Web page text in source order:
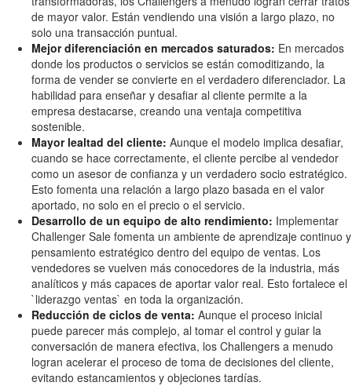
de mayor valor. Están vendiendo una visión a largo plazo, no
solo una transacción puntual.
Mejor diferenciación en mercados saturados: En mercados
donde los productos o servicios se están comoditizando, la
forma de vender se convierte en el verdadero diferenciador. La
habilidad para enseñar y desafiar al cliente permite a la
empresa destacarse, creando una ventaja competitiva
sostenible.
Mayor lealtad del cliente: Aunque el modelo implica desafiar,
cuando se hace correctamente, el cliente percibe al vendedor
como un asesor de confianza y un verdadero socio estratégico.
Esto fomenta una relación a largo plazo basada en el valor
aportado, no solo en el precio o el servicio.
Desarrollo de un equipo de alto rendimiento: Implementar
Challenger Sale fomenta un ambiente de aprendizaje continuo y
pensamiento estratégico dentro del equipo de ventas. Los
vendedores se vuelven más conocedores de la industria, más
analíticos y más capaces de aportar valor real. Esto fortalece el
`liderazgo ventas` en toda la organización.
Reducción de ciclos de venta: Aunque el proceso inicial
puede parecer más complejo, al tomar el control y guiar la
conversación de manera efectiva, los Challengers a menudo
logran acelerar el proceso de toma de decisiones del cliente,
evitando estancamientos y objeciones tardías.